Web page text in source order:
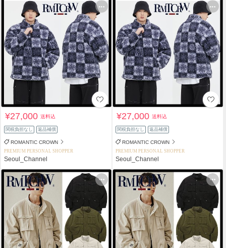
¥27,000送料込
関税負担なし 返品補償
ROMANTIC CROWN
PREMIUM PERSONAL SHOPPER
Seoul_Channel
¥27,000送料込
関税負担なし 返品補償
ROMANTIC CROWN
PREMIUM PERSONAL SHOPPER
Seoul_Channel